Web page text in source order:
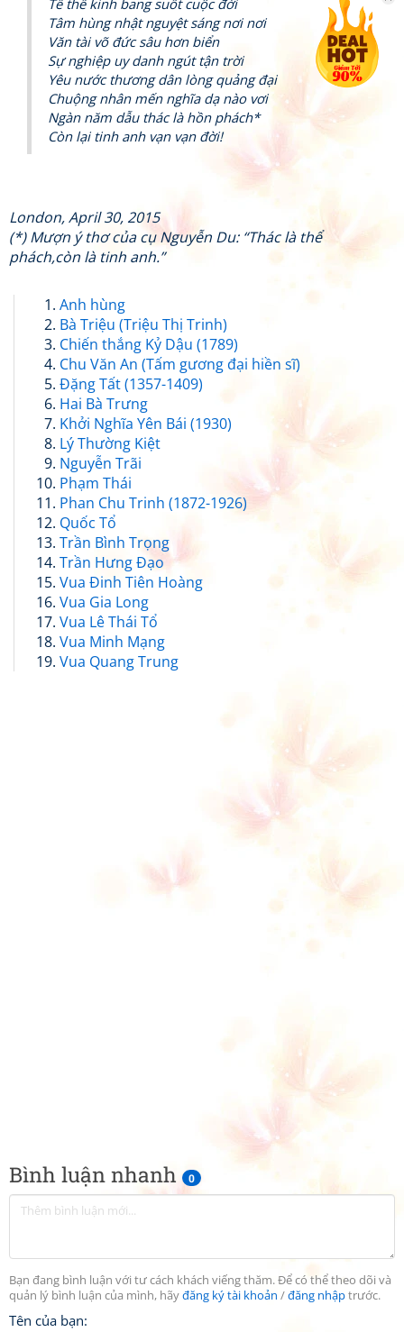
Bình luận nhanh 0
Bạn đang bình luận với tư cách khách viếng thăm. Để có thể theo dõi và
quản lý bình luận của mình, hãyđăng ký tài khoản /đăng nhậptrước.
Tên của bạn:
Tế thế kinh bang suốt cuộc đời
Tâm hùng nhật nguyệt sáng nơi nơi
Văn tài võ đức sâu hơn biển
Sự nghiệp uy danh ngút tận trời
Yêu nước thương dân lòng quảng đại
Chuộng nhân mến nghĩa dạ nào vơi
Ngàn năm dẫu thác là hồn phách*
Còn lại tinh anh vạn vạn đời!
London, April 30, 2015
(*) Mượn ý thơ của cụ Nguyễn Du: “Thác là thể
phách,còn là tinh anh.”
Anh hùng
Bà Triệu (Triệu Thị Trinh)
Chiến thắng Kỷ Dậu (1789)
Chu Văn An (Tấm gương đại hiền sĩ)
Đặng Tất (1357-1409)
Hai Bà Trưng
Khởi Nghĩa Yên Bái (1930)
Lý Thường Kiệt
Nguyễn Trãi
Phạm Thái
Phan Chu Trinh (1872-1926)
Quốc Tổ
Trần Bình Trọng
Trần Hưng Đạo
Vua Đinh Tiên Hoàng
Vua Gia Long
Vua Lê Thái Tổ
Vua Minh Mạng
Vua Quang Trung